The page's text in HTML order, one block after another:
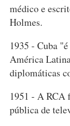
médico e
Holmes.
1935 - Cuba
América
diplomáticas
1951 - A RCA
pública de